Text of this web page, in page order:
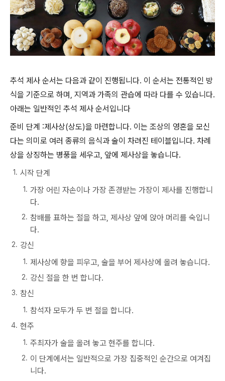
추석 제사 순서는 다음과 같이 진행됩니다. 이 순서는 전통적인 방
식을 기준으로 하며, 지역과 가족의 관습에 따라 다를 수 있습니다.
아래는 일반적인 추석 제사 순서입니다
준비 단계 :제사상(상도)을 마련합니다. 이는 조상의 영혼을 모신
다는 의미로 여러 종류의 음식과 술이 차려진 테이블입니다. 차례
상을 상징하는 병풍을 세우고, 앞에 제사상을 놓습니다.
시작 단계
가장 어린 자손이나 가장 존경받는 가장이 제사를 진행합니
다.
참배를 표하는 절을 하고, 제사상 앞에 앉아 머리를 숙입니
다.
강신
제사상에 향을 피우고, 술을 부어 제사상에 올려 놓습니다.
강신 절을 한 번 합니다.
참신
참석자 모두가 두 번 절을 합니다.
현주
주최자가 술을 올려 놓고 현주를 합니다.
이 단계에서는 일반적으로 가장 집중적인 순간으로 여겨집
니다.